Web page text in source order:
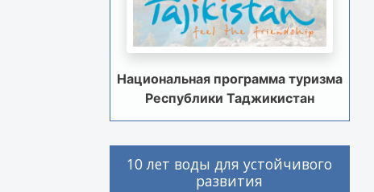
Национальная программа туризма
Республики Таджикистан
10 лет воды для устойчивого
развития